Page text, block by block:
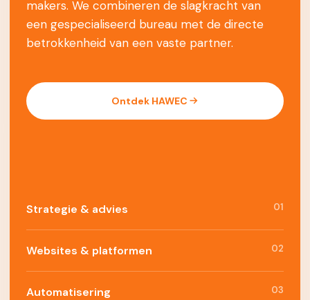
makers. We combineren de slagkracht van
een gespecialiseerd bureau met de directe
betrokkenheid van een vaste partner.
Ontdek HAWEC
Strategie & advies 01
Websites & platformen 02
Automatisering 03